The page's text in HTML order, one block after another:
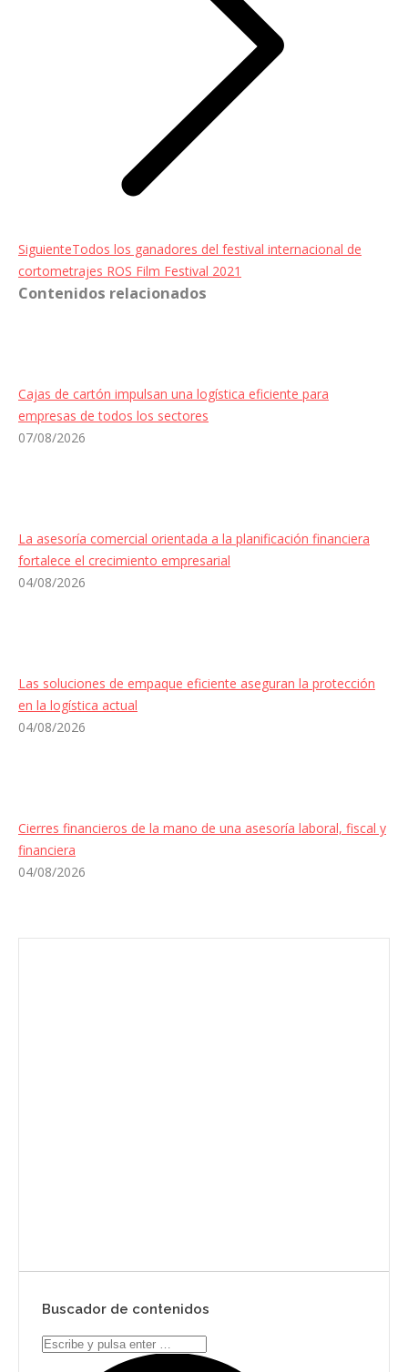
SiguienteEntrada
siguiente:
Todos los ganadores del festival internacional de
cortometrajes ROS Film Festival 2021
Contenidos relacionados
Cajas de cartón impulsan una logística eficiente para
empresas de todos los sectores
07/08/2026
La asesoría comercial orientada a la planificación financiera
fortalece el crecimiento empresarial
04/08/2026
Las soluciones de empaque eficiente aseguran la protección
en la logística actual
04/08/2026
Cierres financieros de la mano de una asesoría laboral, fiscal y
financiera
04/08/2026
Buscador de contenidos
Search: